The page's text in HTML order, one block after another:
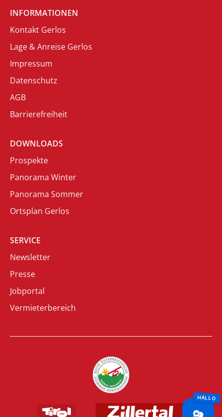
INFORMATIONEN
Kontakt Gerlos
Lage & Anreise Gerlos
Impressum
Datenschutz
AGB
Barrierefreiheit
DOWNLOADS
Prospekte
Panorama Winter
Panorama Sommer
Ortsplan Gerlos
SERVICE
Newsletter
Presse
Jobportal
Vermieterbereich